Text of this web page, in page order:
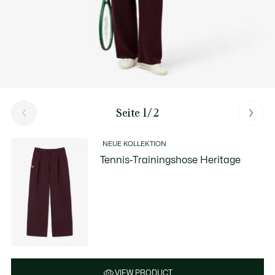
Seite 1/2
NEUE KOLLEKTION
Tennis-Trainingshose Heritage
VIEW PRODUCT